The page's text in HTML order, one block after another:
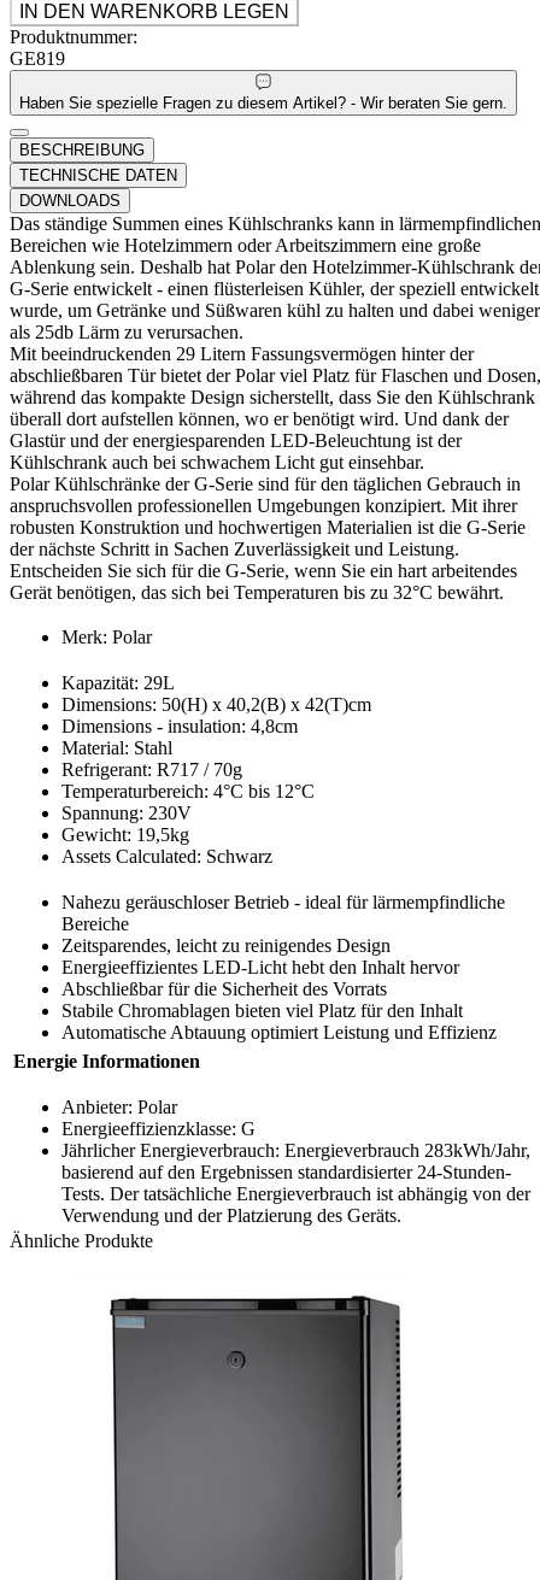
IN DEN WARENKORB LEGEN
Produktnummer:
GE819
Haben Sie spezielle Fragen zu diesem Artikel? - Wir beraten Sie gern.
BESCHREIBUNG
TECHNISCHE DATEN
DOWNLOADS
Das ständige Summen eines Kühlschranks kann in lärmempfindlichen
Bereichen wie Hotelzimmern oder Arbeitszimmern eine große
Ablenkung sein. Deshalb hat Polar den Hotelzimmer-Kühlschrank
G-Serie entwickelt - einen flüsterleisen Kühler, der speziell entwickelt
wurde, um Getränke und Süßwaren kühl zu halten und dabei weniger
als 25db Lärm zu verursachen.
Mit beeindruckenden 29 Litern Fassungsvermögen hinter der
abschließbaren Tür bietet der Polar viel Platz für Flaschen und Dosen,
während das kompakte Design sicherstellt, dass Sie den Kühlschrank
überall dort aufstellen können, wo er benötigt wird. Und dank der
Glastür und der energiesparenden LED-Beleuchtung ist der
Kühlschrank auch bei schwachem Licht gut einsehbar.
Polar Kühlschränke der G-Serie sind für den täglichen Gebrauch in
anspruchsvollen professionellen Umgebungen konzipiert. Mit ihrer
robusten Konstruktion und hochwertigen Materialien ist die G-Serie
der nächste Schritt in Sachen Zuverlässigkeit und Leistung.
Entscheiden Sie sich für die G-Serie, wenn Sie ein hart arbeitendes
Gerät benötigen, das sich bei Temperaturen bis zu 32°C bewährt.
Merk: Polar
Kapazität: 29L
Dimensions: 50(H) x 40,2(B) x 42(T)cm
Dimensions - insulation: 4,8cm
Material: Stahl
Refrigerant: R717 / 70g
Temperaturbereich: 4°C bis 12°C
Spannung: 230V
Gewicht: 19,5kg
Assets Calculated: Schwarz
Nahezu geräuschloser Betrieb - ideal für lärmempfindliche
Bereiche
Zeitsparendes, leicht zu reinigendes Design
Energieeffizientes LED-Licht hebt den Inhalt hervor
Abschließbar für die Sicherheit des Vorrats
Stabile Chromablagen bieten viel Platz für den Inhalt
Automatische Abtauung optimiert Leistung und Effizienz
Energie Informationen
Anbieter: Polar
Energieeffizienzklasse: G
Jährlicher Energieverbrauch: Energieverbrauch 283kWh/Jahr,
basierend auf den Ergebnissen standardisierter 24-Stunden-
Tests. Der tatsächliche Energieverbrauch ist abhängig von der
Verwendung und der Platzierung des Geräts.
Ähnliche Produkte